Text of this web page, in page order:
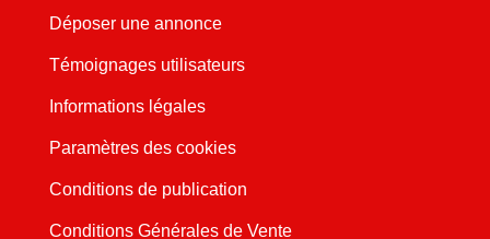
Déposer une annonce
Témoignages utilisateurs
Informations légales
Paramètres des cookies
Conditions de publication
Conditions Générales de Vente